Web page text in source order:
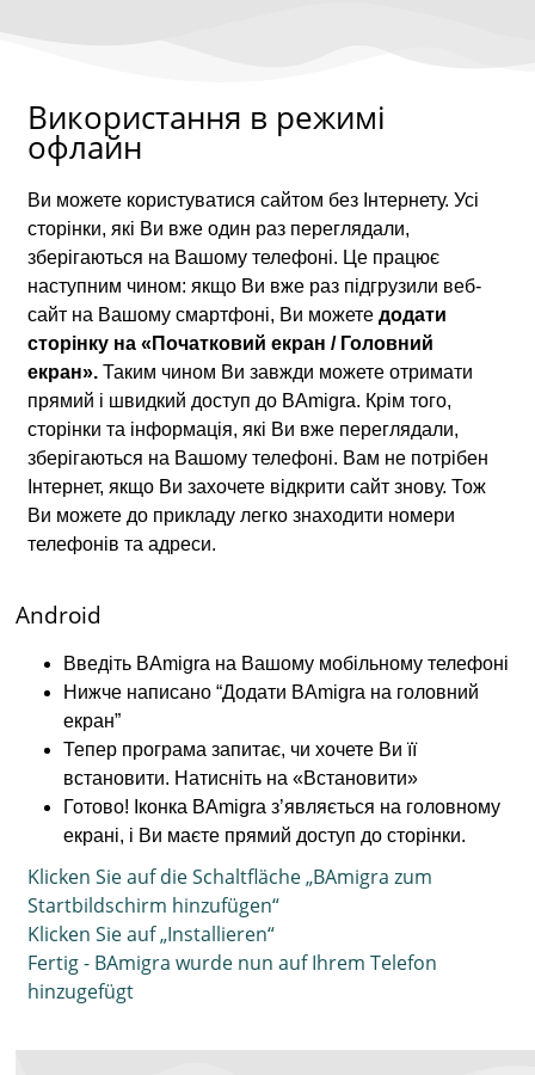
Використання в режимі
офлайн
Ви можете користуватися сайтом без Інтернету. Усі
сторінки, які Ви вже один раз переглядали,
зберігаються на Вашому телефоні. Це працює
наступним чином: якщо Ви вже раз підгрузили веб-
сайт на Вашому смартфоні, Ви можетедодати
сторінку на «Початковий екран / Головний
екран». Таким чином Ви завжди можете отримати
прямий і швидкий доступ до BAmigra. Крім того,
сторінки та інформація, які Ви вже переглядали,
зберігаються на Вашому телефоні. Вам не потрібен
Інтернет, якщо Ви захочете відкрити сайт знову. Тож
Ви можете до прикладу легко знаходити номери
телефонів та адреси.
Klicken Sie auf die Schaltfläche „BAmigra zum
Startbildschirm hinzufügen“
Klicken Sie auf „Installieren“
Fertig - BAmigra wurde nun auf Ihrem Telefon
hinzugefügt
Android
Введіть BAmigra на Вашому мобільному телефоні
Нижче написано “Додати BAmigra на головний
екран”
Тепер програма запитає, чи хочете Ви її
встановити. Натисніть на «Встановити»
Готово! Іконка BAmigra з’являється на головному
екрані, і Ви маєте прямий доступ до сторінки.